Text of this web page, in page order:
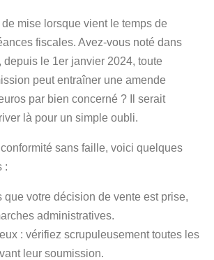
de mise lorsque vient le temps de
fiscales. Avez-vous noté dans
depuis le 1er janvier 2024, toute
peut entraîner une amende
par bien concerné ? Il serait
là pour un simple oubli.
sans faille, voici quelques
:
que votre décision de vente est prise,
administratives.
: vérifiez scrupuleusement toutes les
leur soumission.